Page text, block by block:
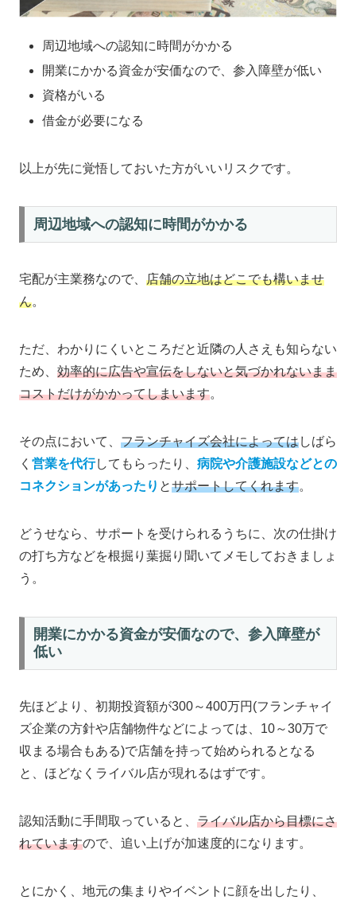
周辺地域への認知に時間がかかる
開業にかかる資金が安価なので、参入障壁が低い
資格がいる
借金が必要になる
以上が先に覚悟しておいた方がいいリスクです。
周辺地域への認知に時間がかかる
宅配が主業務なので、 店舗の立地はどこでも構いませ
ん。
ただ、わかりにくいところだと近隣の人さえも知らない
ため、 効率的に広告や宣伝をしないと気づかれないまま
コストだけがかかってしまいます。
その点において、 フランチャイズ会社によってはしばら
く 営業を代行してもらったり、 病院や介護施設などとの
コネクションがあったり とサポートしてくれます。
どうせなら、サポートを受けられるうちに、次の仕掛け
の打ち方などを根掘り葉掘り聞いてメモしておきましょ
う。
開業にかかる資金が安価なので、参入障壁が
低い
先ほどより、初期投資額が300～400万円(フランチャイ
ズ企業の方針や店舗物件などによっては、10～30万で
収まる場合もある)で店舗を持って始められるとなる
と、ほどなくライバル店が現れるはずです。
認知活動に手間取っていると、 ライバル店から目標にさ
れていますので、追い上げが加速度的になります。
とにかく、地元の集まりやイベントに顔を出したり、